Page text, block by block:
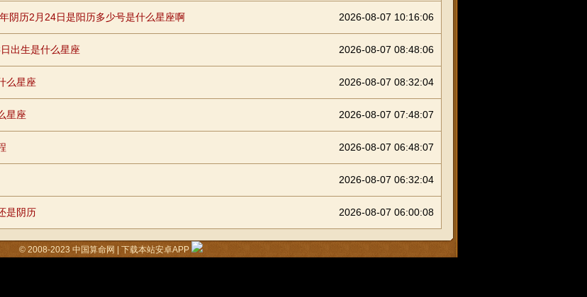
阴历2月24日是阳历多少号是什么星座啊 2026-08-07 10:16:06
出生是什么星座 2026-08-07 08:48:06
么星座 2026-08-07 08:32:04
星座 2026-08-07 07:48:07
2026-08-07 06:48:07
2026-08-07 06:32:04
是阴历 2026-08-07 06:00:08
© 2008-2023 中国算命网 |下载本站安卓APP